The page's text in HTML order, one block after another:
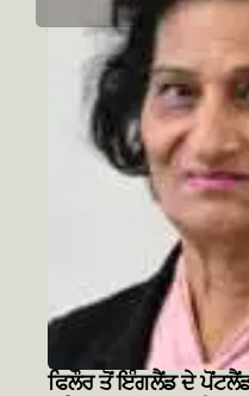
ਸਿੱਖ ਇਤਿਹਾਸ ਅਤੇ
August 6, 2026
ਫਿਲੌਰ ਤੋਂ ਇੰਗਲੈਂਡ ਦੇ ਪੋਂਟਲੈਂਡ